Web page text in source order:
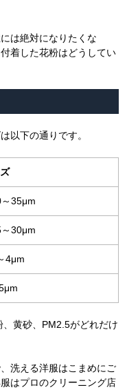
は絶対になりたくな
着した花粉はどうしてい
以下の通りです。
35μm
30μm
4μm
黄砂、PM2.5がどれだけ
洗える洋服はこまめにご
はプロのクリーニング店